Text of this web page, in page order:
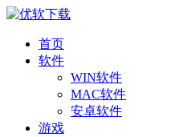
首页
软件
WIN软件
MAC软件
安卓软件
游戏